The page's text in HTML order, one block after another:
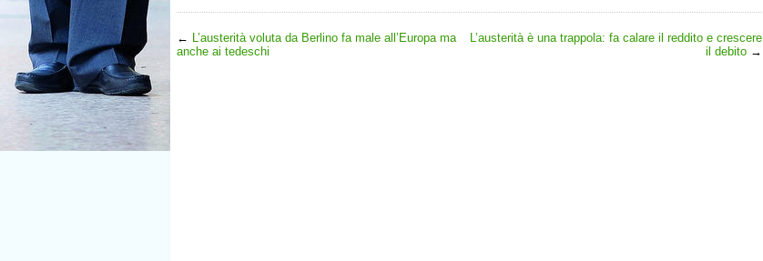
← L’austerità voluta da Berlino fa male all’Europa ma
anche ai tedeschi
L’austerità è una trappola: fa calare il reddito e crescere
il debito →